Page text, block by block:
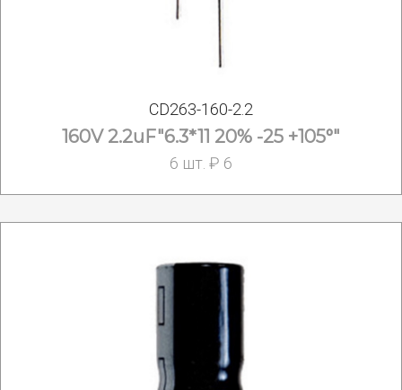
CD263-160-2.2
160V 2.2uF"6.3*11 20% -25 +105°"
6 шт. ₽ 6